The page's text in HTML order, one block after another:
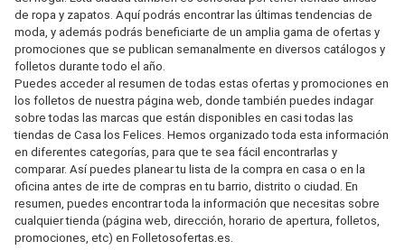
de ropa y zapatos. Aquí podrás encontrar las últimas tendencias de
moda, y además podrás beneficiarte de un amplia gama de ofertas y
promociones que se publican semanalmente en diversos catálogos y
folletos durante todo el año.
Puedes acceder al resumen de todas estas ofertas y promociones en
los folletos de nuestra página web, donde también puedes indagar
sobre todas las marcas que están disponibles en casi todas las
tiendas de Casa los Felices. Hemos organizado toda esta información
en diferentes categorías, para que te sea fácil encontrarlas y
comparar. Así puedes planear tu lista de la compra en casa o en la
oficina antes de irte de compras en tu barrio, distrito o ciudad. En
resumen, puedes encontrar toda la información que necesitas sobre
cualquier tienda (página web, dirección, horario de apertura, folletos,
promociones, etc) en Folletosofertas.es.